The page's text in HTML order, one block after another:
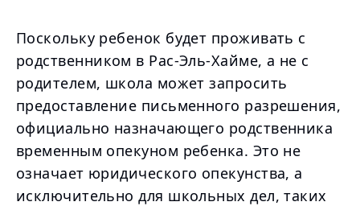
Поскольку ребенок будет проживать с
родственником в Рас-Эль-Хайме, а не с
родителем, школа может запросить
предоставление письменного разрешения,
официально назначающего родственника
временным опекуном ребенка. Это не
означает юридического опекунства, а
исключительно для школьных дел, таких